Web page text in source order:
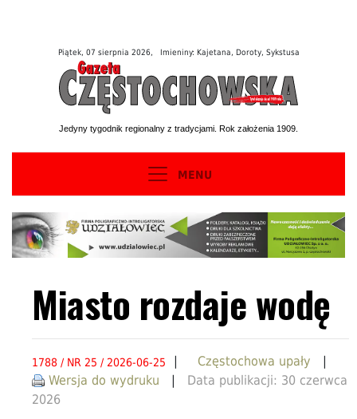
Piątek, 07 sierpnia 2026, Imieniny: Kajetana, Doroty, Sykstusa
Jedyny tygodnik regionalny z tradycjami. Rok założenia 1909.
MENU
Miasto rozdaje wodę
1788 / NR 25 / 2026-06-25 | Częstochowa upały |
Wersja do wydruku
| Data publikacji: 30 czerwca
2026